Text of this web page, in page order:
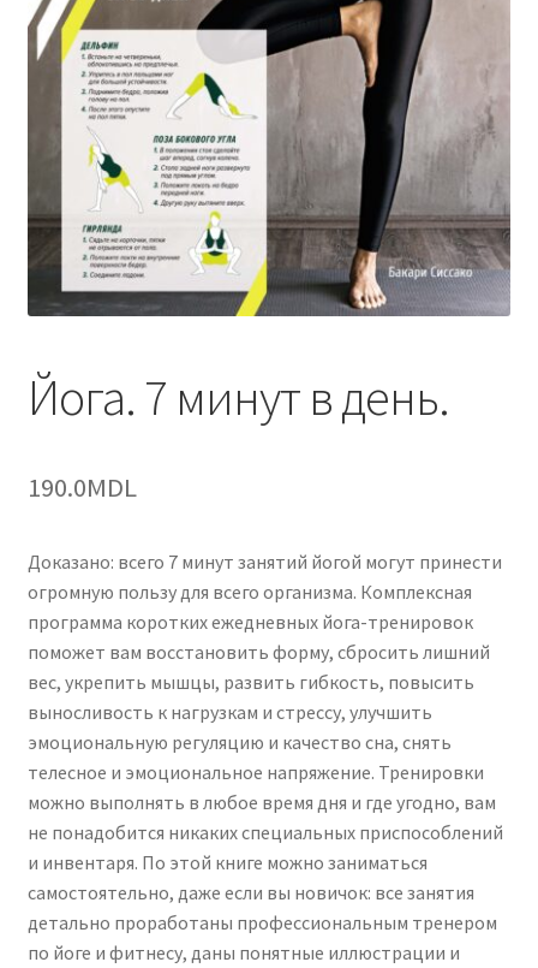
Йога. 7 минут в день.
190.0MDL
Доказано: всего 7 минут занятий йогой могут принести
огромную пользу для всего организма. Комплексная
программа коротких ежедневных йога-тренировок
поможет вам восстановить форму, сбросить лишний
вес, укрепить мышцы, развить гибкость, повысить
выносливость к нагрузкам и стрессу, улучшить
эмоциональную регуляцию и качество сна, снять
телесное и эмоциональное напряжение. Тренировки
можно выполнять в любое время дня и где угодно, вам
не понадобится никаких специальных приспособлений
и инвентаря. По этой книге можно заниматься
самостоятельно, даже если вы новичок: все занятия
детально проработаны профессиональным тренером
по йоге и фитнесу, даны понятные иллюстрации и